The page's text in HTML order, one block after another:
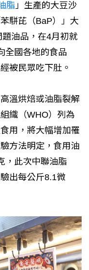
脂」生產的大豆沙
駢芘（BaP）」大
油品，在4月初就
全國各地的食品
被民眾吃下肚。
溫烘焙或油脂裂解
織（WHO）列為
用，將大幅增加罹
方法明定，食用油
，此次中聯油脂
出每公斤8.1微